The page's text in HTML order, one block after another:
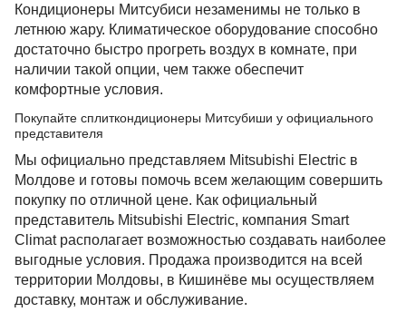
Кондиционеры Митсубиси незаменимы не только в
летнюю жару. Климатическое оборудование способно
достаточно быстро прогреть воздух в комнате, при
наличии такой опции, чем также обеспечит
комфортные условия.
Покупайте сплиткондиционеры Митсубиши у официального
представителя
Мы официально представляем Mitsubishi Electric в
Молдове и готовы помочь всем желающим совершить
покупку по отличной цене. Как официальный
представитель Mitsubishi Electric, компания Smart
Climat располагает возможностью создавать наиболее
выгодные условия. Продажа производится на всей
территории Молдовы, в Кишинёве мы осуществляем
доставку, монтаж и обслуживание.